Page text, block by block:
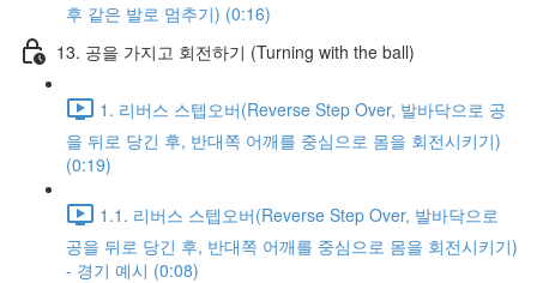
후 같은 발로 멈추기) (0:16)
13. 공을 가지고 회전하기 (Turning with the ball)
1. 리버스 스텝오버(Reverse Step Over, 발바닥으로 공
을 뒤로 당긴 후, 반대쪽 어깨를 중심으로 몸을 회전시키기)
(0:19)
1.1. 리버스 스텝오버(Reverse Step Over, 발바닥으로
공을 뒤로 당긴 후, 반대쪽 어깨를 중심으로 몸을 회전시키기)
- 경기 예시 (0:08)